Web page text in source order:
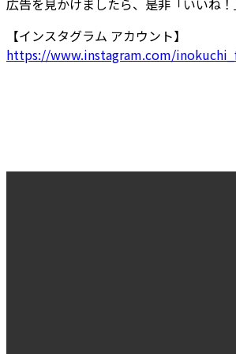
広告を見かけましたら、是非「いいね
【インスタグラム アカウント】
https://www.instagram.com/